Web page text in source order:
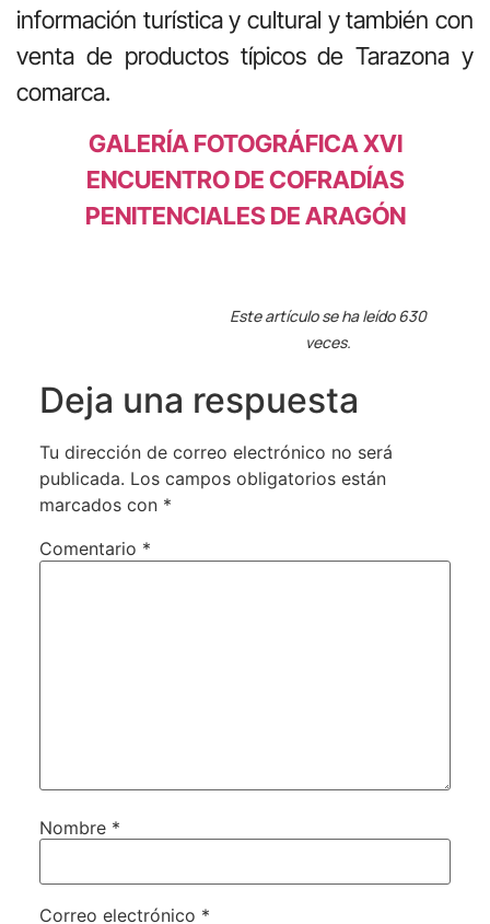
información turística y cultural y también con
venta de productos típicos de Tarazona y
comarca.
GALERÍA FOTOGRÁFICAXVI
ENCUENTRO DE COFRADÍAS
PENITENCIALES DE ARAGÓN
Este artículo se ha leído 630
veces.
Deja una respuesta
Tu dirección de correo electrónico no será
publicada. Los campos obligatorios están
marcados con *
Comentario *
Nombre *
Correo electrónico *